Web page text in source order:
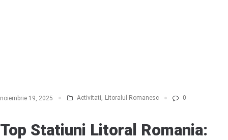
noiembrie 19, 2025 Activitati, Litoralul Romanesc 0
Top Statiuni Litoral Romania: